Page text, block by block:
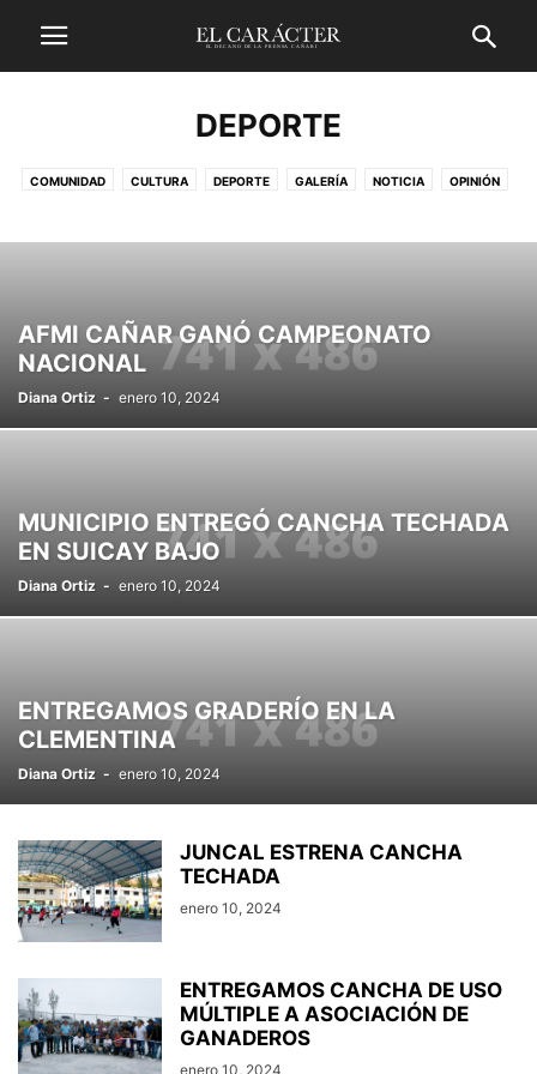
DEPORTE
COMUNIDAD CULTURA DEPORTE GALERÍA NOTICIA OPINIÓN
AFMI CAÑAR GANÓ CAMPEONATO
NACIONAL
Diana Ortiz - enero 10, 2024
MUNICIPIO ENTREGÓ CANCHA TECHADA
EN SUICAY BAJO
Diana Ortiz - enero 10, 2024
ENTREGAMOS GRADERÍO EN LA
CLEMENTINA
Diana Ortiz - enero 10, 2024
JUNCAL ESTRENA CANCHA
TECHADA
enero 10, 2024
ENTREGAMOS CANCHA DE USO
MÚLTIPLE A ASOCIACIÓN DE
GANADEROS
enero 10, 2024